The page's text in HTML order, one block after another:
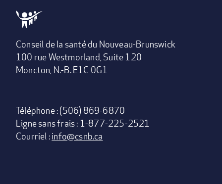
Conseil de la santé du Nouveau-Brunswick
100 rue Westmorland, Suite 120
Moncton, N.-B. E1C 0G1
Téléphone : (506) 869-6870
Ligne sans frais : 1-877-225-2521
Courriel :info@csnb.ca